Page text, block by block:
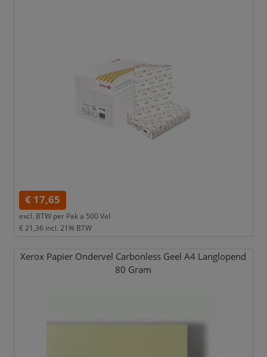
€ 17,65
excl. BTW per Pak a 500 Vel
€ 21,36 incl. 21% BTW
Xerox Papier Ondervel Carbonless Geel A4 Langlopend
80 Gram